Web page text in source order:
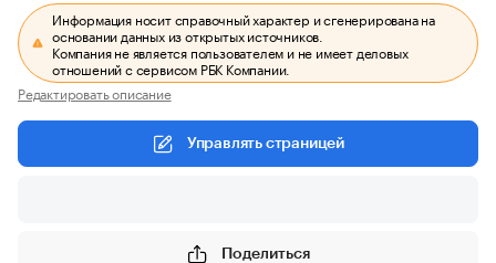
Информация носит справочный характер и сгенерирована на
основании данных из открытых источников.
Компания не является пользователем и не имеет деловых
отношений с сервисом РБК Компании.
Редактировать описание
Управлять страницей
Поделиться